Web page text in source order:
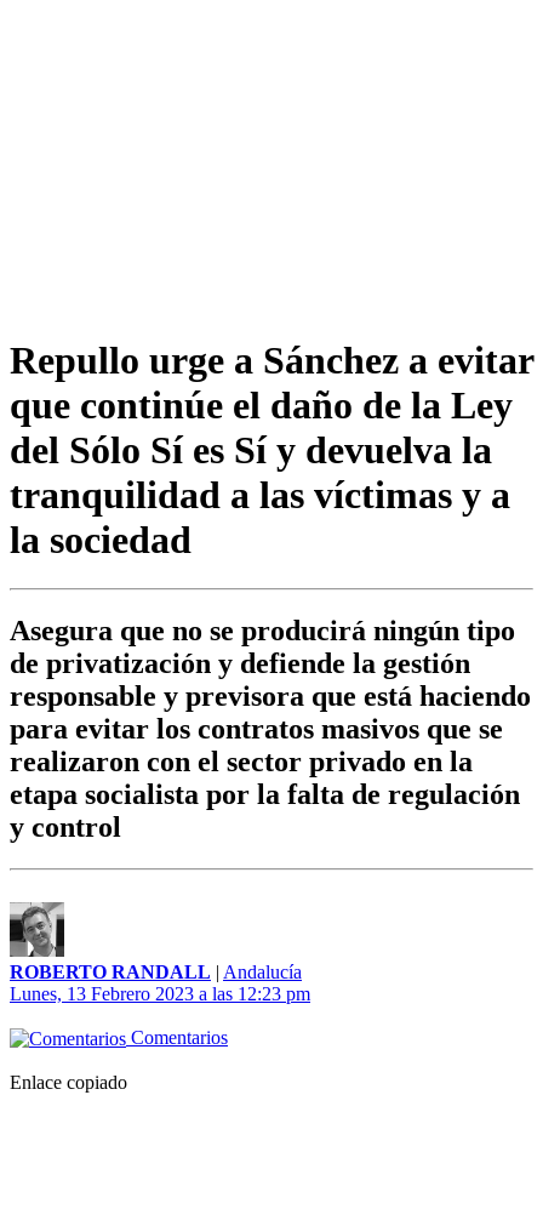
Repullo urge a Sánchez a evitar
que continúe el daño de la Ley
del Sólo Sí es Sí y devuelva la
tranquilidad a las víctimas y a
la sociedad
Asegura que no se producirá ningún tipo
de privatización y defiende la gestión
responsable y previsora que está haciendo
para evitar los contratos masivos que se
realizaron con el sector privado en la
etapa socialista por la falta de regulación
y control
ROBERTO RANDALL | Andalucía
Lunes, 13 Febrero 2023 a las 12:23 pm
Comentarios
Enlace copiado